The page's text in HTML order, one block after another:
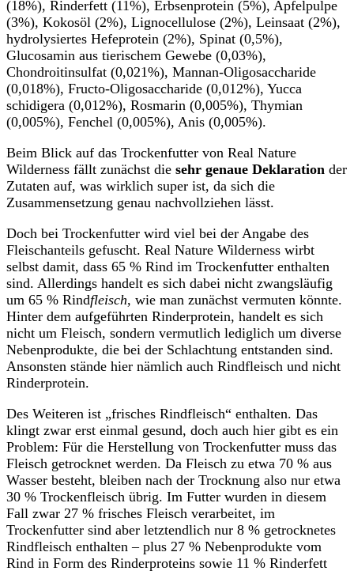
(18%), Rinderfett (11%), Erbsenprotein (5%), Apfelpulpe
(3%), Kokosöl (2%), Lignocellulose (2%), Leinsaat (2%),
hydrolysiertes Hefeprotein (2%), Spinat (0,5%),
Glucosamin aus tierischem Gewebe (0,03%),
Chondroitinsulfat (0,021%), Mannan-Oligosaccharide
(0,018%), Fructo-Oligosaccharide (0,012%), Yucca
schidigera (0,012%), Rosmarin (0,005%), Thymian
(0,005%), Fenchel (0,005%), Anis (0,005%).
Beim Blick auf das Trockenfutter von Real Nature
Wilderness fällt zunächst die sehr genaue Deklaration der
Zutaten auf, was wirklich super ist, da sich die
Zusammensetzung genau nachvollziehen lässt.
Doch bei Trockenfutter wird viel bei der Angabe des
Fleischanteils gefuscht. Real Nature Wilderness wirbt
selbst damit, dass 65 % Rind im Trockenfutter enthalten
sind. Allerdings handelt es sich dabei nicht zwangsläufig
um 65 % Rindfleisch, wie man zunächst vermuten könnte.
Hinter dem aufgeführten Rinderprotein, handelt es sich
nicht um Fleisch, sondern vermutlich lediglich um diverse
Nebenprodukte, die bei der Schlachtung entstanden sind.
Ansonsten stände hier nämlich auch Rindfleisch und nicht
Rinderprotein.
Des Weiteren ist „frisches Rindfleisch“ enthalten. Das
klingt zwar erst einmal gesund, doch auch hier gibt es ein
Problem: Für die Herstellung von Trockenfutter muss das
Fleisch getrocknet werden. Da Fleisch zu etwa 70 % aus
Wasser besteht, bleiben nach der Trocknung also nur etwa
30 % Trockenfleisch übrig. Im Futter wurden in diesem
Fall zwar 27 % frisches Fleisch verarbeitet, im
Trockenfutter sind aber letztendlich nur 8 % getrocknetes
Rindfleisch enthalten – plus 27 % Nebenprodukte vom
Rind in Form des Rinderproteins sowie 11 % Rinderfett